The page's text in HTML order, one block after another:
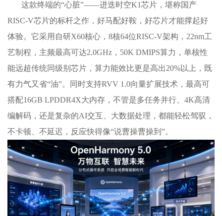
这款终端的“心脏”——进迭时空K1芯片，堪称国产
RISC-V芯片的标杆之作，好马配好鞍，好芯片才能撑起好
体验。它采用自研X60核心，8核64位RISC-V架构，22nm工
艺制程，主频最高可达2.0GHz，50K DMIPS算力，单核性
能远超传统同级别芯片，算力能效比更是高出20%以上，既
有力气又省“油”。同时支持RVV 1.0向量扩展技术，最高可
搭配16GB LPDDR4X大内存，不管是多任务并行、4K高清
编解码，还是复杂的AI交互、大数据处理，都能轻松驾驭，
不卡顿、不延迟，反应快得像“说曹操曹操到”。